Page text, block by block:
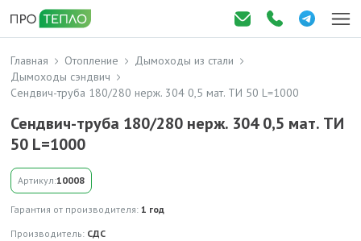
Главная Отопление
Дымоходы из стали
Дымоходы сэндвич
Сендвич-труба 180/280 нерж. 304 0,5 мат. ТИ 50 L=1000
Сендвич-труба 180/280 нерж. 304 0,5 мат. ТИ
50 L=1000
Артикул:10008
Гарантия от производителя: 1 год
Производитель: СДС